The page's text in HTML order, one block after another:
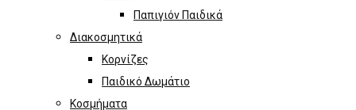
Παπιγιόν Παιδικά
Διακοσμητικά
Κορνίζες
Παιδικό Δωμάτιο
Κοσμήματα